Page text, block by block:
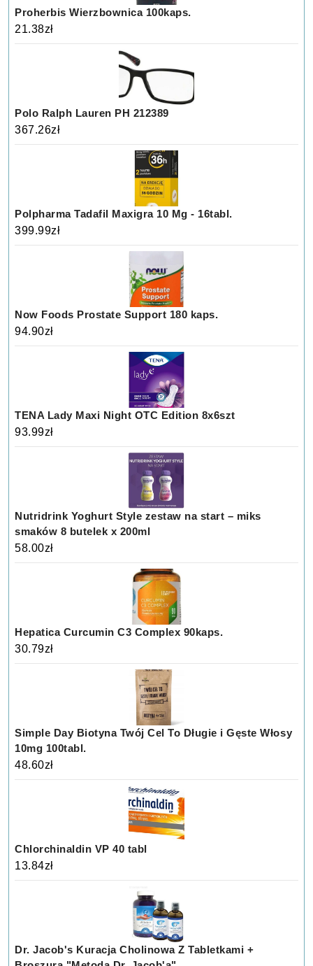
Proherbis Wierzbownica 100kaps.
21.38zł
Polo Ralph Lauren PH 212389
367.26zł
Polpharma Tadafil Maxigra 10 Mg - 16tabl.
399.99zł
Now Foods Prostate Support 180 kaps.
94.90zł
TENA Lady Maxi Night OTC Edition 8x6szt
93.99zł
Nutridrink Yoghurt Style zestaw na start – miks
smaków 8 butelek x 200ml
58.00zł
Hepatica Curcumin C3 Complex 90kaps.
30.79zł
Simple Day Biotyna Twój Cel To Długie i Gęste Włosy
10mg 100tabl.
48.60zł
Chlorchinaldin VP 40 tabl
13.84zł
Dr. Jacob's Kuracja Cholinowa Z Tabletkami +